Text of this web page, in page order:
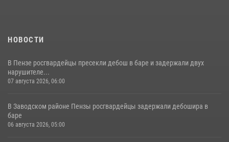
НОВОСТИ
В Пензе росгвардейцы пресекли дебош в баре и задержали двух
нарушителе...
07 августа 2026, 06:00
В Заводском районе Пензы росгвардейцы задержали дебошира в
баре
06 августа 2026, 05:00